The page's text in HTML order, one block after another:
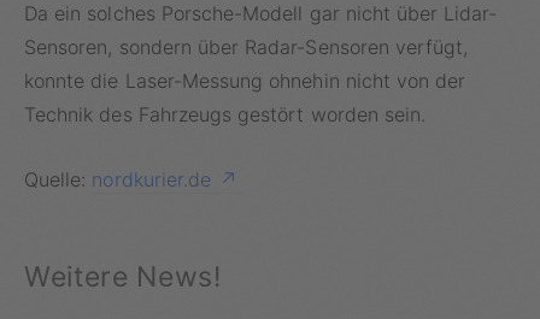
Da ein solches Porsche-Modell gar nicht über Lidar-
Sensoren, sondern über Radar-Sensoren verfügt,
konnte die Laser-Messung ohnehin nicht von der
Technik des Fahrzeugs gestört worden sein.
Quelle: nordkurier.de
Weitere News!